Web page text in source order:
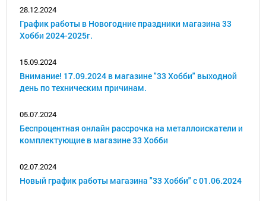
28.12.2024
График работы в Новогодние праздники магазина 33
Хобби 2024-2025г.
15.09.2024
Внимание! 17.09.2024 в магазине "33 Хобби" выходной
день по техническим причинам.
05.07.2024
Беспроцентная онлайн рассрочка на металлоискатели и
комплектующие в магазине 33 Хобби
02.07.2024
Новый график работы магазина "33 Хобби" с 01.06.2024